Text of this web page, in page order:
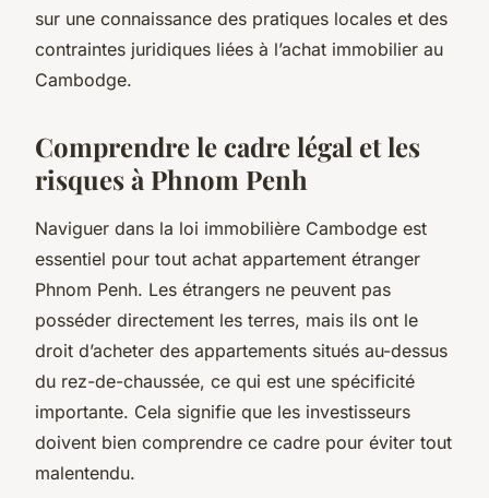
sur une connaissance des pratiques locales et des
contraintes juridiques liées à l’achat immobilier au
Cambodge.
Comprendre le cadre légal et les
risques à Phnom Penh
Naviguer dans la loi immobilière Cambodge est
essentiel pour tout achat appartement étranger
Phnom Penh. Les étrangers ne peuvent pas
posséder directement les terres, mais ils ont le
droit d’acheter des appartements situés au-dessus
du rez-de-chaussée, ce qui est une spécificité
importante. Cela signifie que les investisseurs
doivent bien comprendre ce cadre pour éviter tout
malentendu.